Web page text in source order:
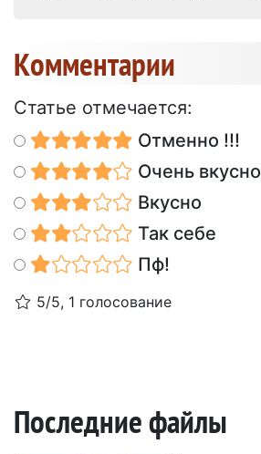
Kомментарии
Статье отмечается:
Отменно !!!
Очень вкусно
Вкусно
Так себе
Пф!
5/5, 1 голосование
Последние файлы